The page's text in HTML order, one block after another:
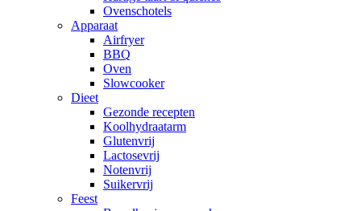
Ovenschotels
Apparaat
Airfryer
BBQ
Oven
Slowcooker
Dieet
Gezonde recepten
Koolhydraatarm
Glutenvrij
Lactosevrij
Notenvrij
Suikervrij
Feest